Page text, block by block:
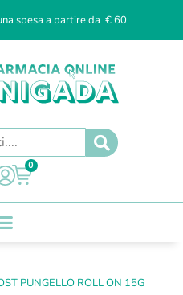
spesa a partire da € 60
0
PUNGELLO ROLL ON 15G